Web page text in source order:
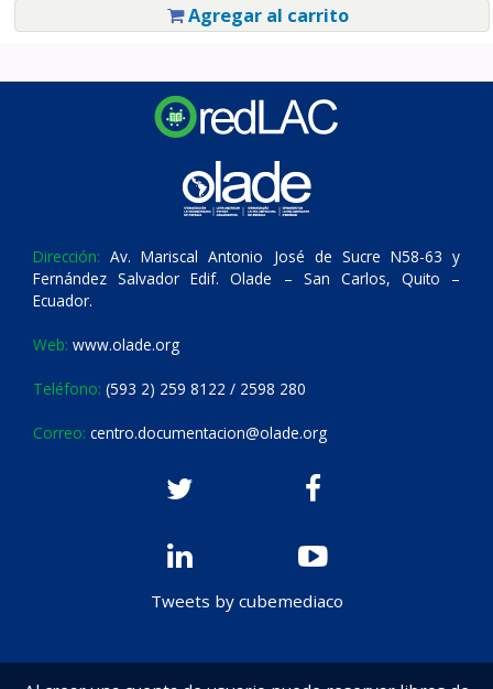
Agregar al carrito
Dirección: Av. Mariscal Antonio José de Sucre N58-63 y
Fernández Salvador Edif. Olade – San Carlos, Quito –
Ecuador.
Web: www.olade.org
Teléfono: (593 2) 259 8122 / 2598 280
Correo: centro.documentacion@olade.org
Tweets by cubemediaco